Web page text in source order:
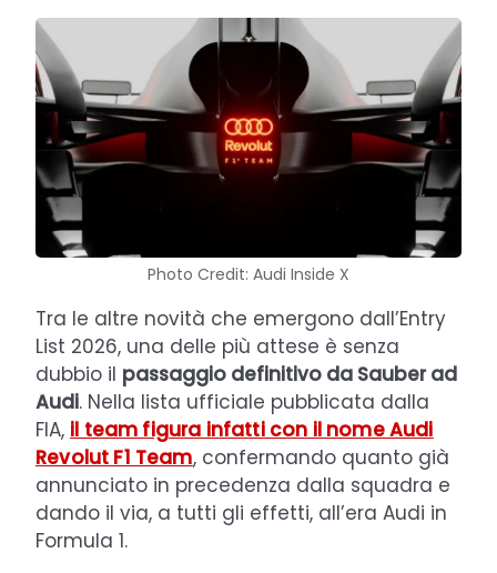
Photo Credit: Audi Inside X
Tra le altre novità che emergono dall’Entry
List 2026, una delle più attese è senza
dubbio il passaggio definitivo da Sauber ad
Audi. Nella lista ufficiale pubblicata dalla
FIA, il team figura infatti con il nomeAudi
Revolut F1 Team, confermando quanto già
annunciato in precedenza dalla squadra e
dando il via, a tutti gli effetti, all’era Audi in
Formula 1.